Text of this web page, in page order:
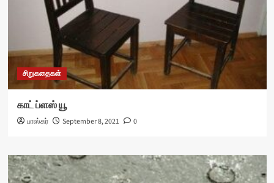
சிறுகதைகள்
காட் ப்ளஸ் யூ
பாஸ்கர் September 8, 2021 0